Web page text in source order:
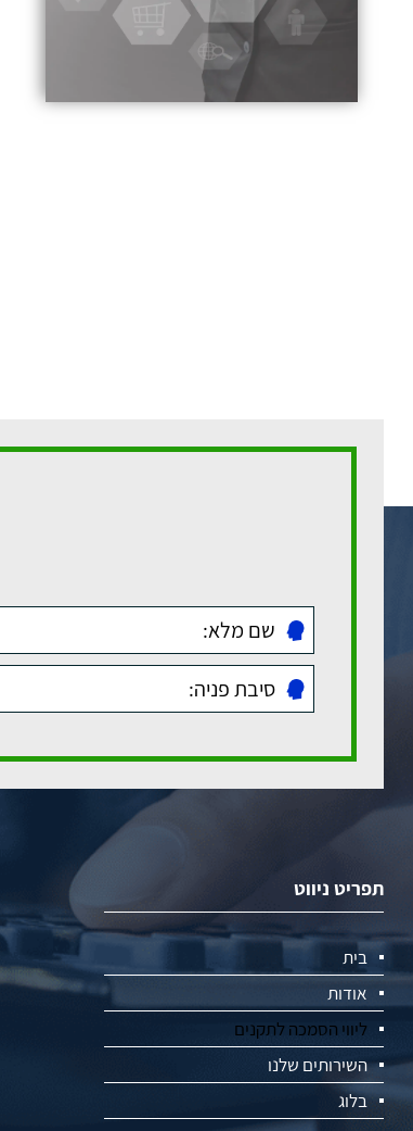
תפריט ניווט
בית
אודות
ליווי הסמכה לתקנים
השירותים שלנו
בלוג